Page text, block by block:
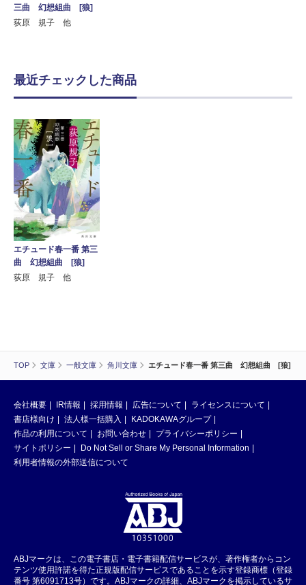
TOP 文庫 一般文庫 角川文庫 エチュード春一番 第三曲 幻想組曲 [狼]
三曲 幻想組曲 [狼]
荻原 規子 他
最近チェックした商品
エチュード春一番 第三
曲 幻想組曲 [狼]
荻原 規子 他
会社概要 IR情報 採用情報 広告について
ライセンスについて
書店様向け
法人様一括購入
KADOKAWAグループ
作品の利用について
お問い合わせ
プライバシーポリシー
サイトポリシー
Do Not Sell or Share My Personal Information
利用者情報の外部送信について
ABJマークは、この電子書店・電子書籍配信サービスが、著作権者からコン
テンツ使用許諾を得た正規版配信サービスであることを示す登録商標（登録
番号 第6091713号）です。ABJマークの詳細、ABJマークを掲示しているサ